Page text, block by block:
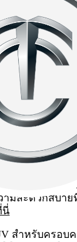
สยูวี 5 ป
ครอบครั
เราได้แนะนำม
ไตล์ของครอบ
ครัวคนรุ่นใหม่
ฟังก์ชันครบครั
ละประหยัดเ
รอบครัวที่มอง
งหรูหราและ
ามสะดวกสบา
นี่
สำหรับครอบ